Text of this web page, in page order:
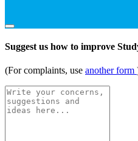
Suggest us how to improve
(For complaints, use another form